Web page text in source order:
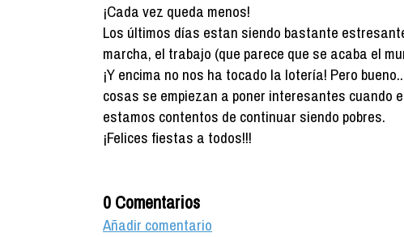
¡Cada vez queda menos!
Los últimos días estan siendo bastante
marcha, el trabajo (que parece que se acaba el
¡Y encima no nos ha tocado la lotería! Pero
cosas se empiezan a poner interesantes cuando
estamos contentos de continuar siendo pobres.
¡Felices fiestas a todos!!!
0 Comentarios
Añadir comentario